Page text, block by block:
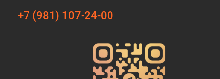
+7 (981) 107-24-00